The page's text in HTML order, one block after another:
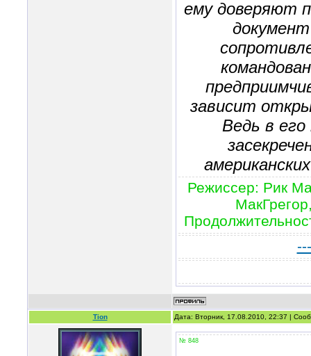
ему доверяют
зависит
Ведь в
Режиссер: Рик
Tion Дата: Вторник, 17.08.2010, 22:37 |
№ 848